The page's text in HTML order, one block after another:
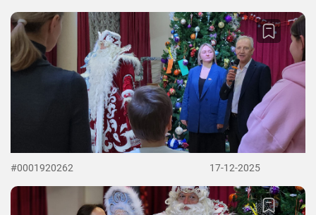
#0001920262 17-12-2025